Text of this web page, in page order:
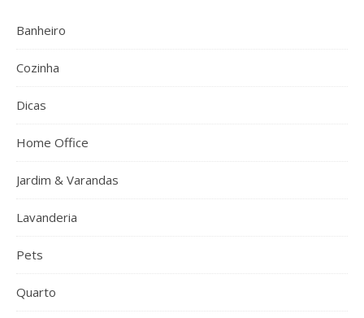
Banheiro
Cozinha
Dicas
Home Office
Jardim & Varandas
Lavanderia
Pets
Quarto